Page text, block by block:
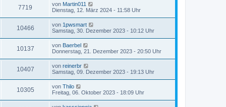
7719 von Martin011
Dienstag, 12. März 2024 - 11:58 Uhr
10466 von 1pwsmart
Samstag, 30. Dezember 2023 - 10:12 Uhr
10137 von Baerbel
Donnerstag, 21. Dezember 2023 - 20:50 Uhr
10407 von reinerbr
Samstag, 09. Dezember 2023 - 19:13 Uhr
10305 von Thilo
Freitag, 06. Oktober 2023 - 18:09 Uhr